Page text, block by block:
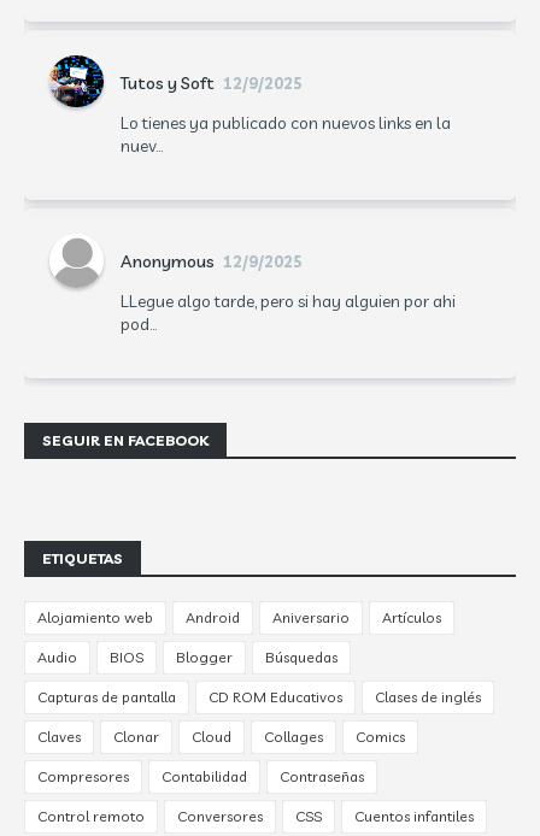
Tutos y Soft 12/9/2025
Lo tienes ya publicado con nuevos links en la
nuev...
Anonymous 12/9/2025
LLegue algo tarde, pero si hay alguien por ahi
pod...
SEGUIR EN FACEBOOK
ETIQUETAS
Alojamiento web Android Aniversario Artículos
Audio BIOS Blogger Búsquedas
Capturas de pantalla CD ROM Educativos Clases de inglés
Claves Clonar Cloud Collages Comics
Compresores Contabilidad Contraseñas
Control remoto Conversores CSS Cuentos infantiles